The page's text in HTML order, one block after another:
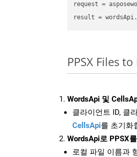
request =
PPSX Files
WordsApi 및
클라이언트 ID, 클
CellsApi를 초기화
WordsApi로 PPSX
로컬 파일 이름과